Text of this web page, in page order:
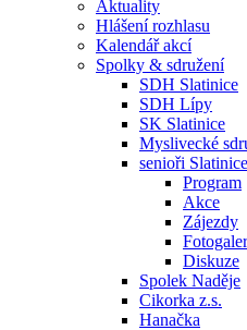
Aktuality
Hlášení rozhlasu
Kalendář akcí
Spolky & sdružení
SDH Slatinice
SDH Lípy
SK Slatinice
Myslivecké
senioři
Program
Akce
Zájezdy
Diskuze
Spolek Naděje
Cikorka z.s.
Hanačka